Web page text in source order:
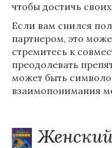
чтобы достичь
Если вам снился
партнером, это
стремитесь к
преодолевать
может быть
взаимопонимания